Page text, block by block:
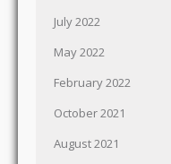
July 2022
May 2022
February 2022
October 2021
August 2021